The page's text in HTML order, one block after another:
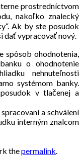
prostredníctvom
nakoľko znalecký
Ak by ste posudok
dať vypracovať nový.
spôsob ohodnotenia,
o ohodnotenie
nehnuteľnosti
systémom banky.
v tlačenej a
a schválení
interným znalcom
thepermalink.